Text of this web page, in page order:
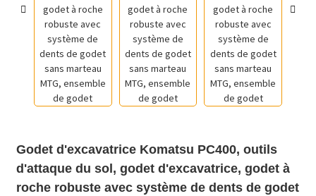
Godet d'excavatrice Komatsu PC400, outils
d'attaque du sol, godet d'excavatrice, godet à
roche robuste avec système de dents de godet